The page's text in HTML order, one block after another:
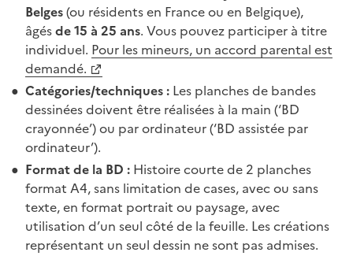
Belges(ou résidents en France ou en Belgique),
âgésde 15 à 25 ans. Vous pouvez participer à titre
individuel. Pour les mineurs, un accord parental est
demandé.
Catégories/techniques : Les planches de bandes
dessinées doivent être réalisées à la main (‘BD
crayonnée’) ou par ordinateur (‘BD assistée par
ordinateur’).
Format de la BD : Histoire courte de 2 planches
format A4, sans limitation de cases, avec ou sans
texte, en format portrait ou paysage, avec
utilisation d’un seul côté de la feuille. Les créations
représentant un seul dessin ne sont pas admises.